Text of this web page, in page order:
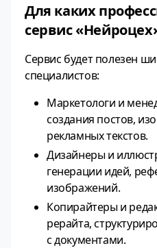
Для каких
сервис
Сервис будет полезен
специалистов:
Маркетологи и
создания постов,
рекламных текстов.
Дизайнеры и
генерации идей,
изображений.
Копирайтеры и
рерайта,
с документами.